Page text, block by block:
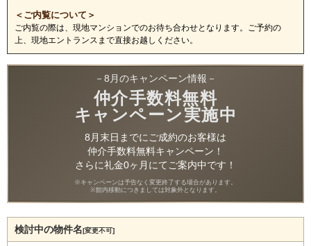
＜ご内覧について＞
ご内覧の際は、現地マンションでのお待ち合わせとなります。ご予約の
上、現地エントランスまで直接お越しください。
－8月のキャンペーン情報－
仲介手数料無料
キャンペーン実施中
8月末日までにご成約のお客様は
仲介手数料無料キャンペーン！
さらに礼金0ヶ月にてご案内中です！
※キャンペーンは予告なく変更終了する場合があります。
※館内移動につきましては対象外となります。
検討中の物件名[変更不可]